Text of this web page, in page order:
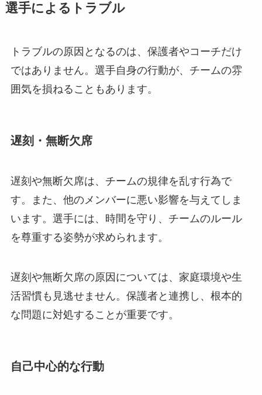
選手によるトラブル
トラブルの原因となるのは、保護者やコーチだけ
ではありません。選手自身の行動が、チームの雰
囲気を損ねることもあります。
遅刻・無断欠席
遅刻や無断欠席は、チームの規律を乱す行為で
す。また、他のメンバーに悪い影響を与えてしま
います。選手には、時間を守り、チームのルール
を尊重する姿勢が求められます。
遅刻や無断欠席の原因については、家庭環境や生
活習慣も見逃せません。保護者と連携し、根本的
な問題に対処することが重要です。
自己中心的な行動